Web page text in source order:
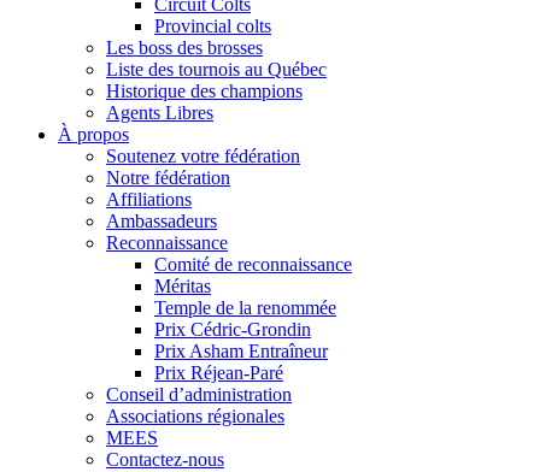
Circuit Colts
Provincial colts
Les boss des brosses
Liste des tournois au Québec
Historique des champions
Agents Libres
À propos
Soutenez votre fédération
Notre fédération
Affiliations
Ambassadeurs
Reconnaissance
Comité de reconnaissance
Méritas
Temple de la renommée
Prix Cédric-Grondin
Prix Asham Entraîneur
Prix Réjean-Paré
Conseil d’administration
Associations régionales
MEES
Contactez-nous